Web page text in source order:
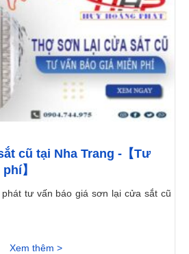
cũ tại Nha Trang -【Tư
】
tư vấn báo giá sơn lại cửa sắt cũ
Xem thêm >